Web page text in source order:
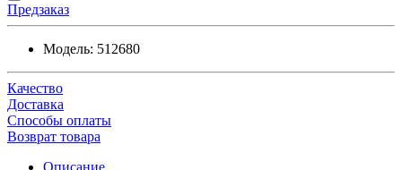
Предзаказ
Модель: 512680
Качество
Доставка
Способы оплаты
Возврат товара
Описание